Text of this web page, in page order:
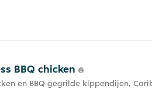
BBQ chicken
en BBQ gegrilde kippendijen,